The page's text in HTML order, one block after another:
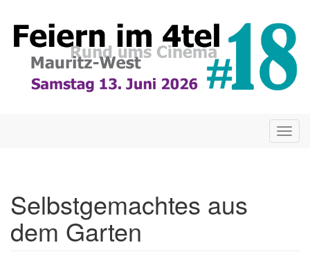
zum
Inhalt
Selbstgemachtes aus
dem Garten